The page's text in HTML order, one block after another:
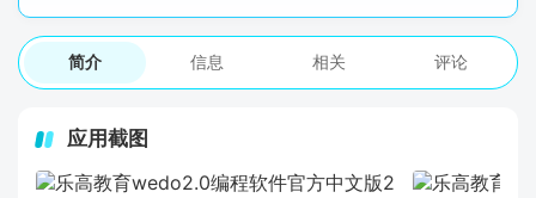
简介 信息 相关 评论
应用截图